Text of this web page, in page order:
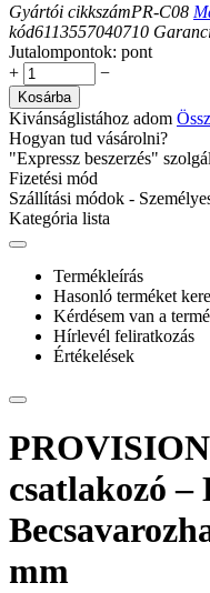
Gyártói cikkszámPR-C08
kód6113557040710
Jutalompontok: pont
+
−
Kosárba
Kivánságlistához adom
Hogyan tud vásárolni?
"Expressz beszerzés"
Fizetési mód
Szállítási módok -
Kategória lista
Termékleírás
Hasonló terméket
Kérdésem van a
Hírlevél feliratkozás
Értékelések
csatlakozó –
mm